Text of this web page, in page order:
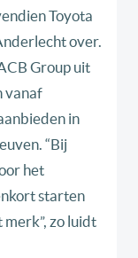
Toyota
over.
Group uit
vanaf
in
“Bij
het
starten
zo luidt